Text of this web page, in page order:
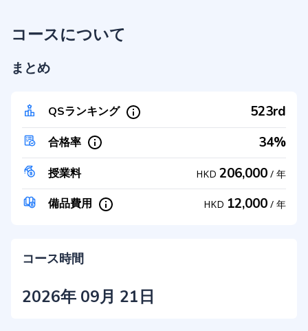
コースについて
まとめ
QSランキング 523rd
合格率 34%
授業料 HKD 206,000 / 年
備品費用 HKD 12,000 / 年
コース時間
2026年 09月 21日